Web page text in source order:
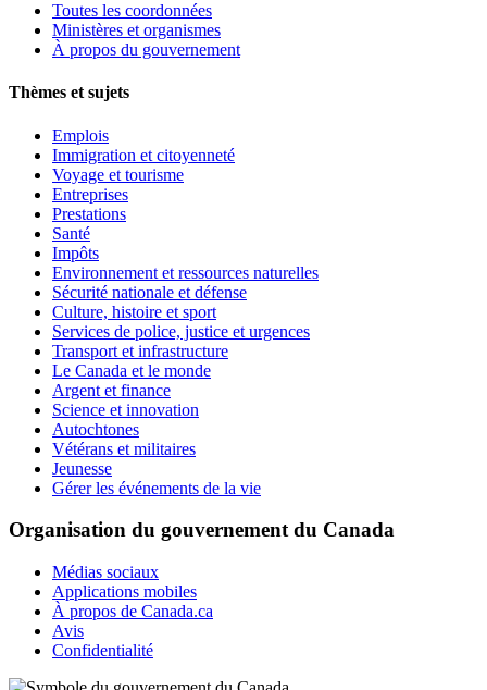
Toutes les coordonnées
Ministères et organismes
À propos du gouvernement
Thèmes et sujets
Emplois
Immigration et citoyenneté
Voyage et tourisme
Entreprises
Prestations
Santé
Impôts
Environnement et ressources naturelles
Sécurité nationale et défense
Culture, histoire et sport
Services de police, justice et urgences
Transport et infrastructure
Le Canada et le monde
Argent et finance
Science et innovation
Autochtones
Vétérans et militaires
Jeunesse
Gérer les événements de la vie
Organisation du gouvernement du Canada
Médias sociaux
Applications mobiles
À propos de Canada.ca
Avis
Confidentialité